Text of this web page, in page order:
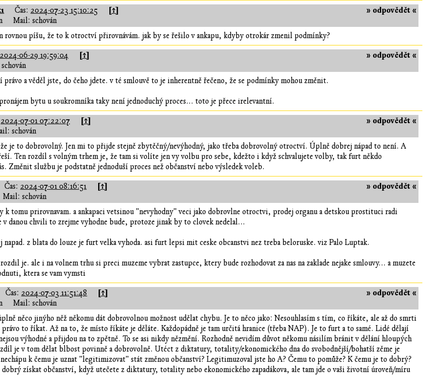
» odpovědět «
Čas: 2024-07-23 15:10:25 [↑]
Mail: schován
rovnou píšu, že to k otroctví přirovnávám. jak by se řešilo v ankapu, kdyby otrokár zmenil podmínky?
» odpovědět «
2024-06-29 19:59:04 [↑]
a věděl jste, do čeho jdete. v té smlouvě to je inherentně řečeno, že se podmínky mohou změnit.
bytu u soukromníka taky není jednoduchý proces... toto je přece irelevantní.
» odpovědět «
2024-07-01 07:22:07 [↑]
schován
že je to dobrovolný. Jen mi to přijde stejně zbytěčný/nevýhodný, jako třeba dobrovolný otroctví. Úplně dobrej nápad to není. A
Ten rozdíl s volným trhem je, že tam si volíte jen vy volbu pro sebe, kdežto i když schvalujete volby, tak furt někdo
Změnit službu je podstatně jednoduší proces než občanství nebo výsledek voleb.
» odpovědět «
Čas: 2024-07-01 08:16:51 [↑]
Mail: schován
k tomu prirovnavam. a ankapaci vetsinou "nevyhodny" veci jako dobrovlne otroctvi, prodej organu a detskou prostituci radi
v danou chvili to zrejme vyhodne bude, protoze jinak by to clovek nedelal...
napad. z blata do louze je furt velka vyhoda. asi furt lepsi mit ceske obcanstvi nez treba beloruske. viz Palo Luptak.
je. ale i na volnem trhu si preci muzeme vybrat zastupce, ktery bude rozhodovat za nas na zaklade nejake smlouvy... a muzete
ktera se vam vymsti
» odpovědět «
Čas: 2024-07-03 11:51:48 [↑]
Mail: schován
něco jinýho něž někomu dát dobrovolnou možnost udělat chybu. Je to něco jako: Nesouhlasím s tím, co říkáte, ale až do smrti
právo to říkat. Až na to, že místo říkáte je děláte. Každopádně je tam určitá hranice (třeba NAP). Je to furt a to samé. Lidé dělají
výhodné a přijdou na to zpětně. To se asi nikdy nězmění. Rozhodně nevidím důvot někomu násilím bránit v dělání hloupých
je v tom dělat blbost povinně a dobrovolně. Utéct z diktatury, totality/ekonomického dna do svobodnější/bohatší zěme je
k čemu je uznat "legitimizovat" stát změnou občanství? Legitimuzoval jste ho A? Čemu to pomůže? K čemu je to dobrý?
dobrý získat občanství, když utečete z diktatury, totality nebo ekonomického zapadákova, ale tam jde o vaši životní úroveň/míru